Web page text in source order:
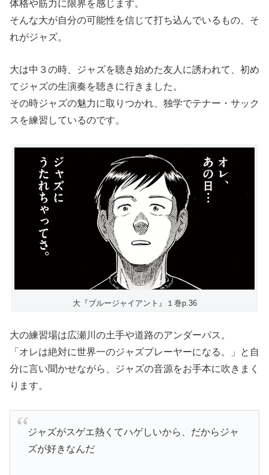
体格や筋力に限界を感じます。
そんな大が自分の可能性を信じて打ち込んでいるもの、そ
れがジャズ。
大は中３の時、ジャズを聴き始めた友人に誘われて、初め
てジャズの生演奏を聴きに行きました。
その時ジャズの魅力に取りつかれ、独学でテナー・サック
スを練習しているのです。
大『ブルージャイアント』１巻p.36
大の練習場は広瀬川の土手や道路のアンダーパス。
「オレは絶対に世界一のジャズプレーヤーになる。」と自
分に言い聞かせながら、ジャズの音源をお手本に吹きまく
ります。
ジャズがスゲエ熱くてハゲしいから、だからジャ
ズが好きなんだ